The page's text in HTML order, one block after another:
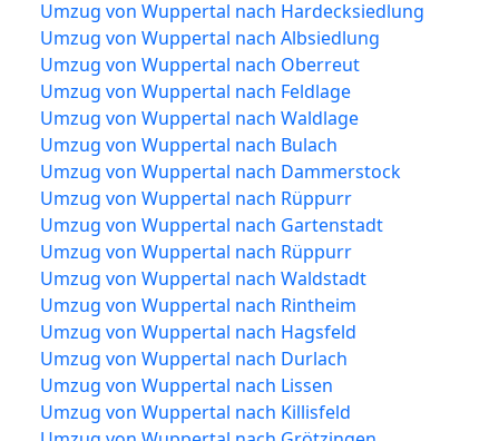
Umzug von Wuppertal nach Hardecksiedlung
Umzug von Wuppertal nach Albsiedlung
Umzug von Wuppertal nach Oberreut
Umzug von Wuppertal nach Feldlage
Umzug von Wuppertal nach Waldlage
Umzug von Wuppertal nach Bulach
Umzug von Wuppertal nach Dammerstock
Umzug von Wuppertal nach Rüppurr
Umzug von Wuppertal nach Gartenstadt
Umzug von Wuppertal nach Rüppurr
Umzug von Wuppertal nach Waldstadt
Umzug von Wuppertal nach Rintheim
Umzug von Wuppertal nach Hagsfeld
Umzug von Wuppertal nach Durlach
Umzug von Wuppertal nach Lissen
Umzug von Wuppertal nach Killisfeld